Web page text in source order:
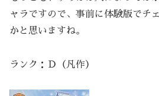
ャラですので、事前に体験版でチ
かと思いますね。
ランク：Ｄ（凡作）